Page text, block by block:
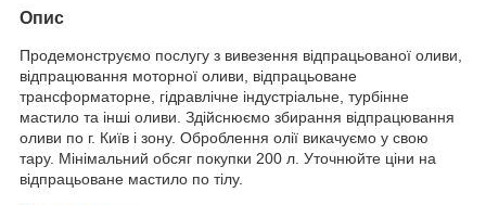
Опис
Продемонструємо послугу з вивезення відпрацьованої оливи,
відпрацювання моторної оливи, відпрацьоване
трансформаторне, гідравлічне індустріальне, турбінне
мастило та інші оливи. Здійснюємо збирання відпрацювання
оливи по г. Київ і зону. Оброблення олії викачуємо у свою
тару. Мінімальний обсяг покупки 200 л. Уточнюйте ціни на
відпрацьоване мастило по тілу.